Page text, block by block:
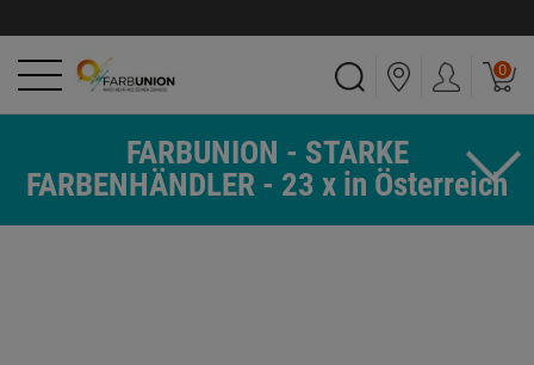
0
FARBUNION - STARKE
FARBENHÄNDLER - 23 x in Österreich